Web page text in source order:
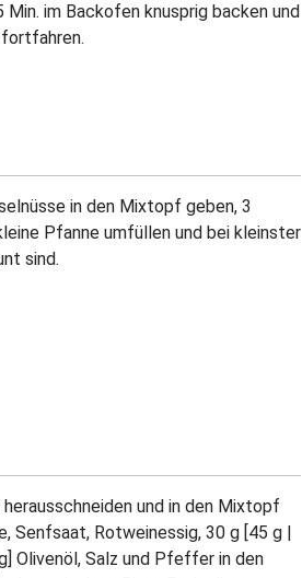
im Backofen knusprig backen und
in den Mixtopf geben, 3
Pfanne umfüllen und bei kleinster
sind.
und in den Mixtopf
Senfsaat, Rotweinessig, 30 g [45 g |
Olivenöl, Salz und Pfeffer in den